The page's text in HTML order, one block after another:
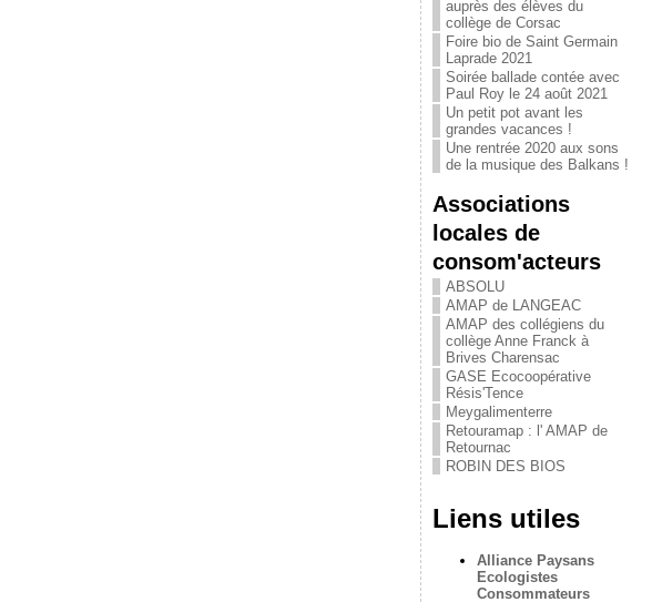
auprès des élèves du
collège de Corsac
Foire bio de Saint Germain
Laprade 2021
Soirée ballade contée avec
Paul Roy le 24 août 2021
Un petit pot avant les
grandes vacances !
Une rentrée 2020 aux sons
de la musique des Balkans !
Associations
locales de
consom'acteurs
ABSOLU
AMAP de LANGEAC
AMAP des collégiens du
collège Anne Franck à
Brives Charensac
GASE Ecocoopérative
Résis'Tence
Meygalimenterre
Retouramap : l' AMAP de
Retournac
ROBIN DES BIOS
Liens utiles
Alliance Paysans
Ecologistes
Consommateurs